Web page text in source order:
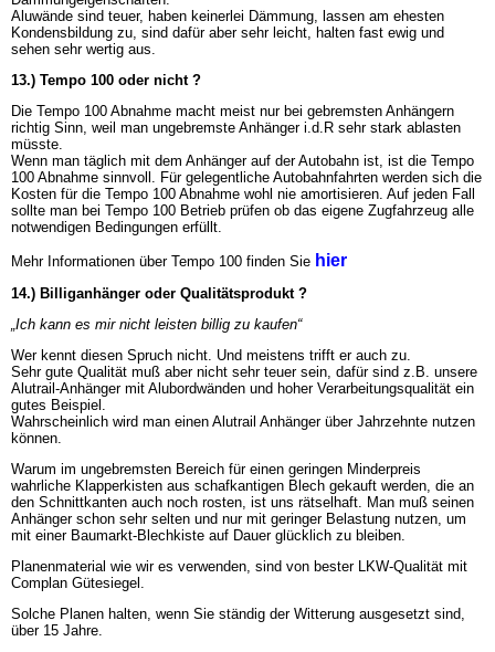
Aluwände sind teuer, haben keinerlei Dämmung, lassen am ehesten
Kondensbildung zu, sind dafür aber sehr leicht, halten fast ewig und
sehen sehr wertig aus.
13.) Tempo 100 oder nicht ?
Die Tempo 100 Abnahme macht meist nur bei gebremsten Anhängern
richtig Sinn, weil man ungebremste Anhänger i.d.R sehr stark ablasten
müsste.
Wenn man täglich mit dem Anhänger auf der Autobahn ist, ist die Tempo
100 Abnahme sinnvoll. Für gelegentliche Autobahnfahrten werden sich die
Kosten für die Tempo 100 Abnahme wohl nie amortisieren. Auf jeden Fall
sollte man bei Tempo 100 Betrieb prüfen ob das eigene Zugfahrzeug alle
notwendigen Bedingungen erfüllt.
Mehr Informationen über Tempo 100 finden Sie hier
14.) Billiganhänger oder Qualitätsprodukt ?
„Ich kann es mir nicht leisten billig zu kaufen“
Wer kennt diesen Spruch nicht. Und meistens trifft er auch zu.
Sehr gute Qualität muß aber nicht sehr teuer sein, dafür sind z.B. unsere
Alutrail-Anhänger mit Alubordwänden und hoher Verarbeitungsqualität ein
gutes Beispiel.
Wahrscheinlich wird man einen Alutrail Anhänger über Jahrzehnte nutzen
können.
Warum im ungebremsten Bereich für einen geringen Minderpreis
wahrliche Klapperkisten aus schafkantigen Blech gekauft werden, die an
den Schnittkanten auch noch rosten, ist uns rätselhaft. Man muß seinen
Anhänger schon sehr selten und nur mit geringer Belastung nutzen, um
mit einer Baumarkt-Blechkiste auf Dauer glücklich zu bleiben.
Planenmaterial wie wir es verwenden, sind von bester LKW-Qualität mit
Complan Gütesiegel.
Solche Planen halten, wenn Sie ständig der Witterung ausgesetzt sind,
über 15 Jahre.